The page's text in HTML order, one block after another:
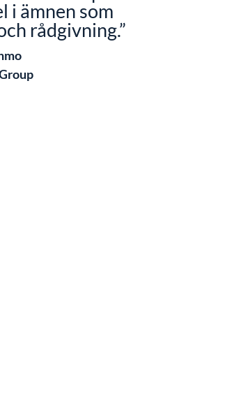
i ämnen som
rådgivning.”